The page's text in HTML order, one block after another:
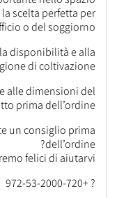
scelta perfetta per
o del soggiorno.
disponibilità e alla
di coltivazione.
alle dimensioni del
prima dell’ordine.
un consiglio prima
dell’ordine?
felici di aiutarvi.
? +972-53-2000-720 | ? WhatsApp: +972-53-2000-730